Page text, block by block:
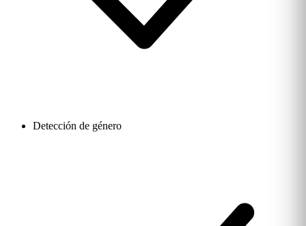
Detección de género